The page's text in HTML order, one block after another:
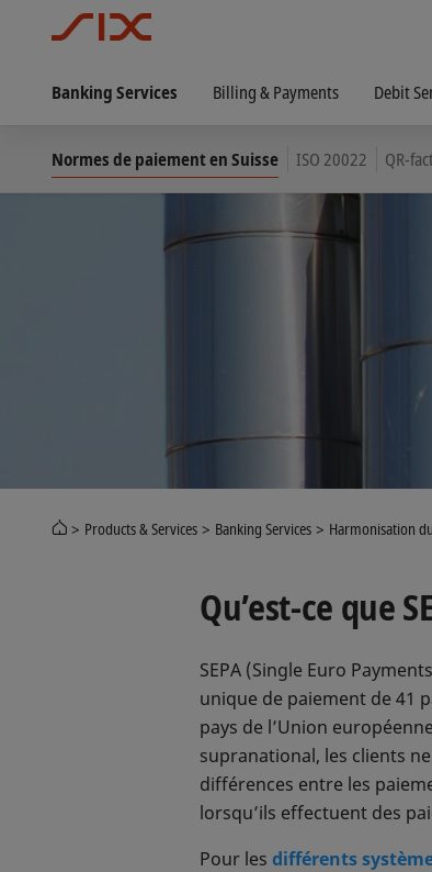
Banking Services Billing & Payments Debit
Normes de paiement en Suisse ISO 20022 QR-
Products & Services Banking Services Harmonisation
Qu’est-ce que
SEPA (Single Euro
unique de paiement de 41
pays de l’Union
supranational, les clients
différences entre les
lorsqu’ils effectuent des
Pour les différents